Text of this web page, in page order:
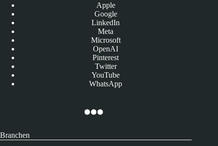
Apple
Google
LinkedIn
Meta
Microsoft
OpenAI
Pinterest
Twitter
YouTube
WhatsApp
Branchen